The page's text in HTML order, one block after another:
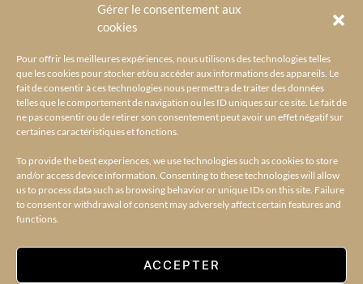
Gérer le consentement aux
cookies
Pour offrir les meilleures expériences, nous utilisons des technologies telles
que les cookies pour stocker et/ou accéder aux informations des appareils. Le
fait de consentir à ces technologies nous permettra de traiter des données
telles que le comportement de navigation ou les ID uniques sur ce site. Le fait de
ne pas consentir ou de retirer son consentement peut avoir un effet négatif sur
certaines caractéristiques et fonctions.
To provide the best experiences, we use technologies such as cookies to store
and/or access device information. Consenting to these technologies will allow
us to process data such as browsing behavior or unique IDs on this site. Failure
to consent or withdrawal of consent may adversely affect certain features and
functions.
ACCEPTER
@BYRACKEL